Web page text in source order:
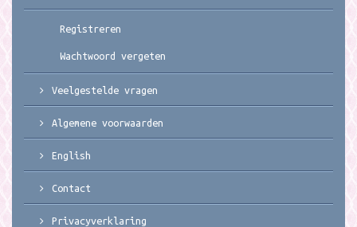
Registreren
Wachtwoord vergeten
Veelgestelde vragen
Algemene voorwaarden
English
Contact
Privacyverklaring